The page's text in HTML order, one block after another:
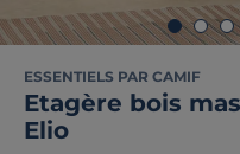
ESSENTIELS PAR CAMIF
Etagère bois
Elio